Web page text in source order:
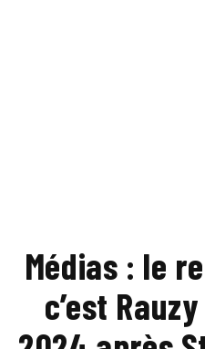
Médias : le
c’est